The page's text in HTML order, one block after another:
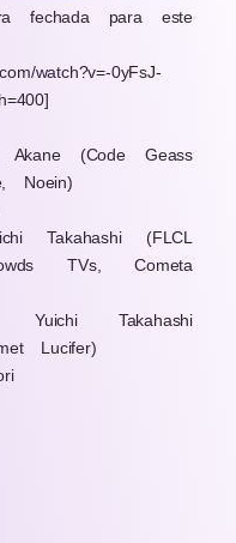
fechada para este
watch?v=-0yFsJ-
Akane (Code Geass
Noein)
Takahashi (FLCL
TVs, Cometa
Yuichi Takahashi
Lucifer)